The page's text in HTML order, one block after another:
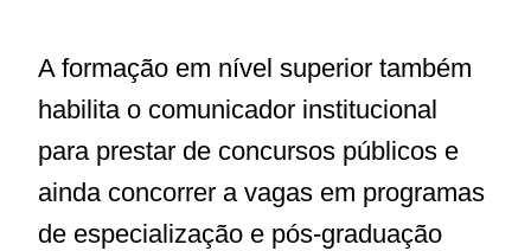
A formação em nível superior também
habilita o comunicador institucional
para prestar de concursos públicos e
ainda concorrer a vagas em programas
de especialização e pós-graduação